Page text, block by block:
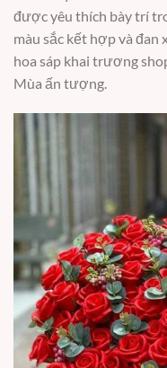
được yêu thích bày trí
màu sắc kết hợp và đan
hoa sáp khai trương
Mùa ấn tượng.